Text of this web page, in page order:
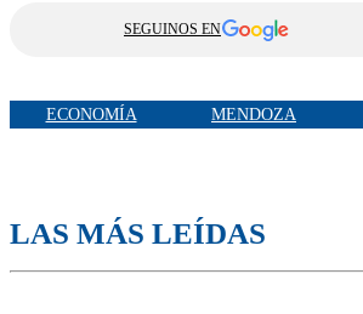
SEGUINOS EN
ECONOMÍA MENDOZA
LAS MÁS LEÍDAS